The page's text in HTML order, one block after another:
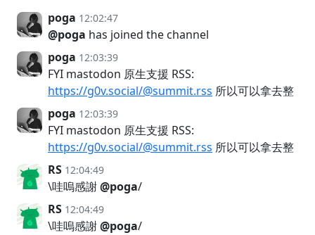
poga 12:02:47
@poga has joined the channel
poga 12:03:39
FYI mastodon 原生支援 RSS:
https://g0v.social/@summit.rss 所以可以拿去整
poga 12:03:39
FYI mastodon 原生支援 RSS:
https://g0v.social/@summit.rss 所以可以拿去整
RS 12:04:49
\哇嗚感謝@poga/
RS 12:04:49
\哇嗚感謝@poga/